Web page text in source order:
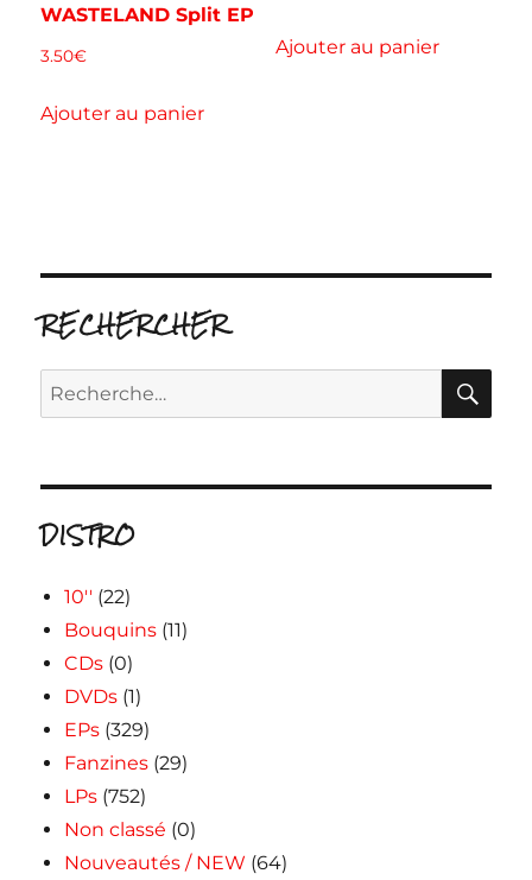
WASTELAND Split EP
3.50€
Ajouter au panier
Ajouter au panier
RECHERCHER
Recherche
pour :
DISTRO
10'' (22)
Bouquins (11)
CDs (0)
DVDs (1)
EPs (329)
Fanzines (29)
LPs (752)
Non classé (0)
Nouveautés / NEW (64)